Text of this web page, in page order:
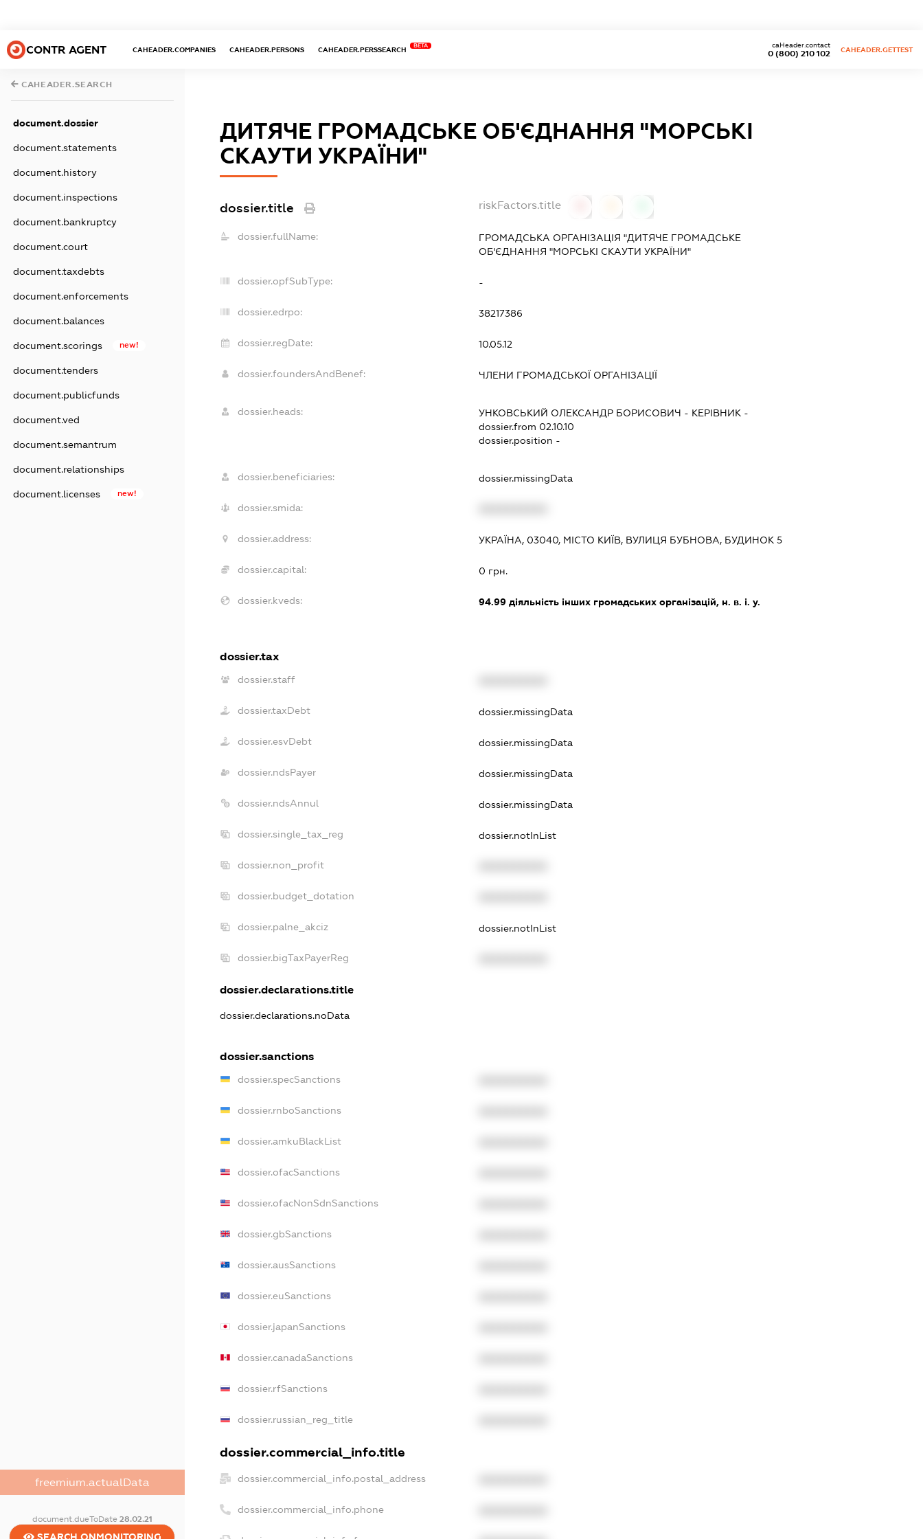
CONTR AGENT CAHEADER.COMPANIES CAHEADER.PERSONS CAHEADER.PERSSEARCH
BETA
0 (800) 210 102
caHeader.contact
CAHEADER.GETTEST
CAHEADER.SEARCH
document.dossier
document.statements
document.history
document.inspections
document.bankruptcy
document.court
document.taxdebts
document.enforcements
document.balances
document.scorings new!
document.tenders
document.publicfunds
document.ved
document.semantrum
document.relationships
document.licenses new!
freemium.actualData
document.dueToDate 28.02.21
ДИТЯЧЕ ГРОМАДСЬКЕ ОБ'ЄДНАННЯ "МОРСЬКІ
СКАУТИ УКРАЇНИ"
dossier.title riskFactors.title
dossier.fullName:
ГРОМАДСЬКА ОРГАНІЗАЦІЯ "ДИТЯЧЕ ГРОМАДСЬКЕ
ОБ'ЄДНАННЯ "МОРСЬКІ СКАУТИ УКРАЇНИ"
dossier.opfSubType: -
dossier.edrpo: 38217386
dossier.regDate: 10.05.12
dossier.foundersAndBenef: ЧЛЕНИ ГРОМАДСЬКОЇ ОРГАНІЗАЦІЇ
dossier.heads: УНКОВСЬКИЙ ОЛЕКСАНДР БОРИСОВИЧ - КЕРІВНИК -
dossier.from 02.10.10
dossier.position -
dossier.beneficiaries: dossier.missingData
dossier.smida:
dossier.address: УКРАЇНА, 03040, МІСТО КИЇВ, ВУЛИЦЯ БУБНОВА, БУДИНОК 5
dossier.capital: 0 грн.
dossier.kveds: 94.99 діяльність інших громадських організацій, н. в. і. у.
dossier.tax
dossier.staff
dossier.taxDebt dossier.missingData
dossier.esvDebt dossier.missingData
dossier.ndsPayer dossier.missingData
dossier.ndsAnnul dossier.missingData
dossier.single_tax_reg dossier.notInList
dossier.non_profit
dossier.budget_dotation
dossier.palne_akciz dossier.notInList
dossier.bigTaxPayerReg
dossier.declarations.title
dossier.declarations.noData
dossier.sanctions
dossier.specSanctions
dossier.rnboSanctions
dossier.amkuBlackList
dossier.ofacSanctions
dossier.ofacNonSdnSanctions
dossier.gbSanctions
dossier.ausSanctions
dossier.euSanctions
dossier.japanSanctions
dossier.canadaSanctions
dossier.rfSanctions
dossier.russian_reg_title
dossier.commercial_info.title
dossier.commercial_info.postal_address
dossier.commercial_info.phone